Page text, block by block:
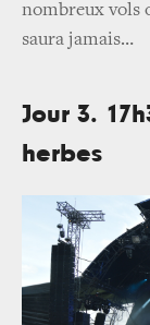
nombreux vols
saura jamais…
Jour 3.
herbes